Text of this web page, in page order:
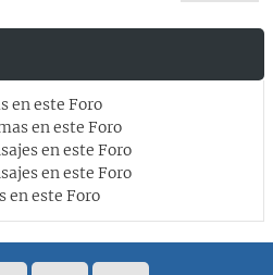
en este Foro
en este Foro
en este Foro
en este Foro
en este Foro